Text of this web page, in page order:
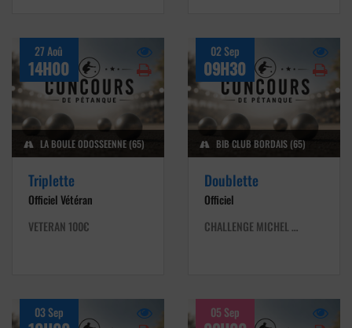
27 Aoû
14H00
LA BOULE ODOSSEENNE (65)
Triplette
Officiel Vétéran
VETERAN 100€
02 Sep
09H30
BIB CLUB BORDAIS (65)
Doublette
Officiel
CHALLENGE MICHEL …
03 Sep 05 Sep